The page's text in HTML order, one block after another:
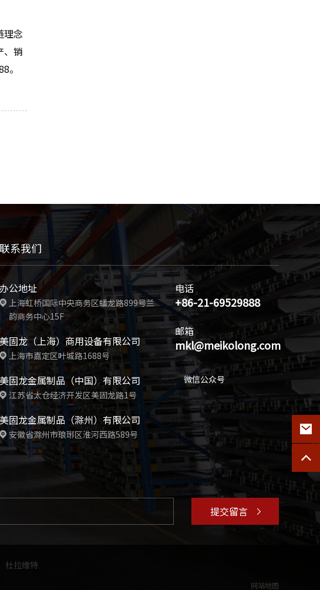
理念
、销
。
联系我们
办公地址
上海虹桥国际中央商务区蟠龙路899号兰
韵商务中心15F
美固龙（上海）商用设备有限公司
上海市嘉定区叶城路1688号
美固龙金属制品（中国）有限公司
江苏省太仓经济开发区美固龙路1号
美固龙金属制品（滁州）有限公司
安徽省滁州市琅琊区淮河西路589号
电话
+86-21-69529888
邮箱
mkl@meikolong.com
微信公众号
提交留言
杜拉维特
网站地图